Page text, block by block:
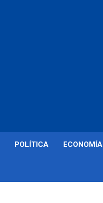
POLÍTICA ECONOMÍA